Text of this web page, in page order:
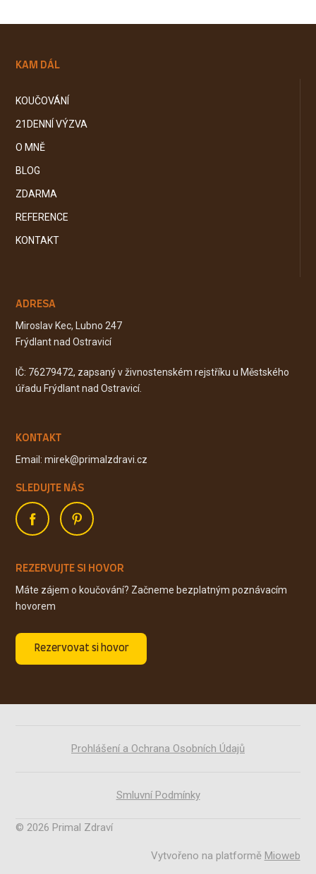
KAM DÁL
KOUČOVÁNÍ
21DENNÍ VÝZVA
O MNĚ
BLOG
ZDARMA
REFERENCE
KONTAKT
ADRESA
Miroslav Kec, Lubno 247
Frýdlant nad Ostravicí
IČ: 76279472, zapsaný v živnostenském rejstříku u Městského
úřadu Frýdlant nad Ostravicí.
KONTAKT
Email: mirek@primalzdravi.cz
SLEDUJTE NÁS
REZERVUJTE SI HOVOR
Máte zájem o koučování? Začneme bezplatným poznávacím
hovorem
Rezervovat si hovor
Prohlášení a Ochrana Osobních Údajů
Smluvní Podmínky
© 2026 Primal Zdraví
Vytvořeno na platformě Mioweb